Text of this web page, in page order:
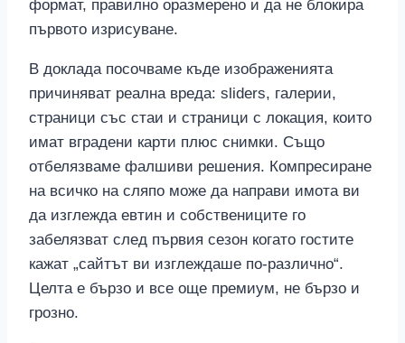
формат, правилно оразмерено и да не блокира
първото изрисуване.
В доклада посочваме къде изображенията
причиняват реална вреда: sliders, галерии,
страници със стаи и страници с локация, които
имат вградени карти плюс снимки. Също
отбелязваме фалшиви решения. Компресиране
на всичко на сляпо може да направи имотa ви
да изглежда евтин и собствениците го
забелязват след първия сезон когато гостите
кажат „сайтът ви изглеждаше по-различно“.
Целта е бързо и все още премиум, не бързо и
грозно.